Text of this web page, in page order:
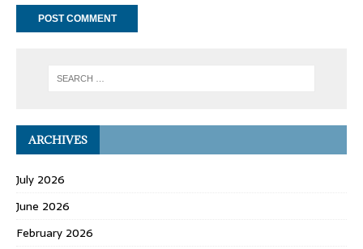
ARCHIVES
July 2026
June 2026
February 2026